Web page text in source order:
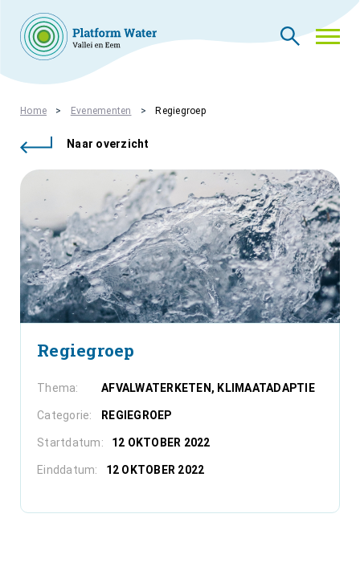
THEMA’S
CONTACT
PLATFORMLEDEN
PLATFORM ACADEMIE
VACATURES
INLOGGEN
Home Evenementen Regiegroep
Naar overzicht
Regiegroep
Thema: AFVALWATERKETEN KLIMAATADAPTIE
Categorie: REGIEGROEP
Startdatum: 12 OKTOBER 2022
Einddatum: 12 OKTOBER 2022